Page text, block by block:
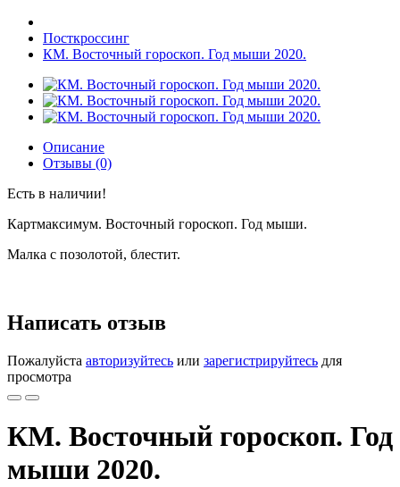
Посткроссинг
КМ. Восточный гороскоп. Год мыши 2020.
Описание
Отзывы (0)
Есть в наличии!
Картмаксимум. Восточный гороскоп. Год мыши.
Малка с позолотой, блестит.
Написать отзыв
Пожалуйста авторизуйтесь или зарегистрируйтесь для
просмотра
КМ. Восточный гороскоп. Год
мыши 2020.